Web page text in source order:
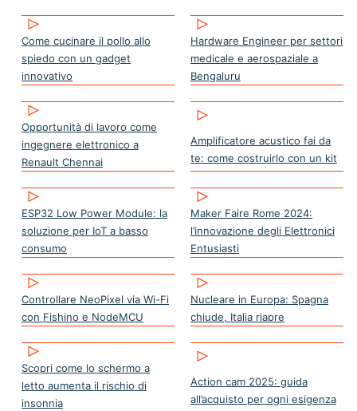
Come cucinare il pollo allo
spiedo con un gadget
innovativo
Hardware Engineer per settori
medicale e aerospaziale a
Bengaluru
Opportunità di lavoro come
ingegnere elettronico a
Renault Chennai
Amplificatore acustico fai da
te: come costruirlo con un kit
ESP32 Low Power Module: la
soluzione per IoT a basso
consumo
Maker Faire Rome 2024:
l’innovazione degli Elettronici
Entusiasti
Controllare NeoPixel via Wi-Fi
con Fishino e NodeMCU
Nucleare in Europa: Spagna
chiude, Italia riapre
Scopri come lo schermo a
letto aumenta il rischio di
insonnia
Action cam 2025: guida
all’acquisto per ogni esigenza